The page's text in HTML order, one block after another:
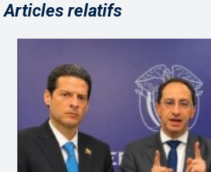
Articles relatifs